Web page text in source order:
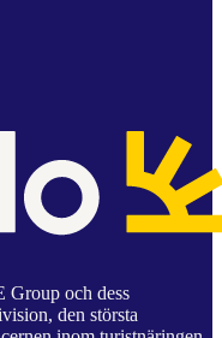
Group och dess
den största